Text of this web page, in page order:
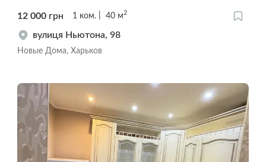
12 000 грн 1 ком. 40 м2
вулиця Ньютона, 98
Новые Дома, Харьков